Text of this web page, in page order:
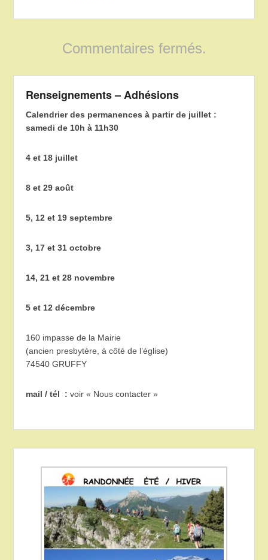
Commentaires fermés.
Renseignements – Adhésions
Calendrier des permanences à partir de juillet :
samedi de 10h à 11h30
4 et 18 juillet
8 et 29 août
5, 12 et 19 septembre
3, 17 et 31 octobre
14, 21 et 28 novembre
5 et 12 décembre
160 impasse de la Mairie
(ancien presbytère, à côté de l’église)
74540 GRUFFY
mail / tél :voir « Nous contacter »